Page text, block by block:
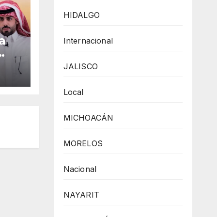
HIDALGO
Internacional
JALISCO
Local
MICHOACÁN
MORELOS
Nacional
NAYARIT